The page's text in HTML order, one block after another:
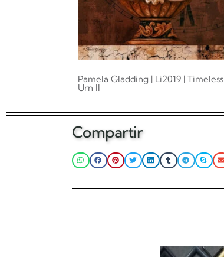
Pamela Gladding | Li2019 | Timeless
Urn II
Añadir al carrito
Compartir